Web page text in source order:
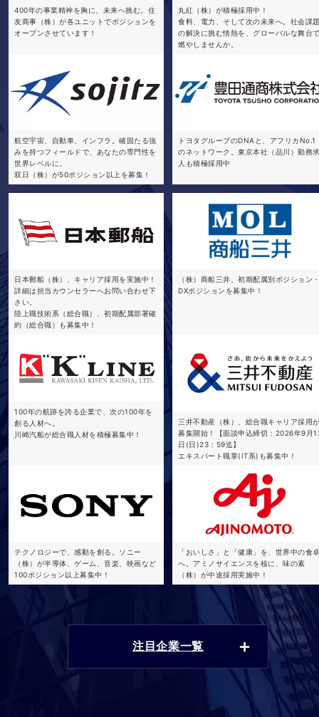
400年の事業精神を胸に、未来へ挑む。住
友商事（株）が各ユニットでポジションを
オープンさせています！
丸紅（株）が積極採用中！
食料、電力、そして次の未来へ。社会課
の解決に挑む情熱を、グローバルな舞台
燃やしませんか。
航空宇宙、自動車、インフラ。確固たる強
みを持つフィールドで、あなたの専門性を
世界レベルに。
双日（株）が50ポジション以上を募集！
トヨタグループのDNAと、アフリカNo.1
のネットワーク。東京本社（品川）勤務
人も積極採用中
日本郵船（株）、キャリア採用を実施中！
詳細は担当カウンセラーへお問い合わせ下
さい。
陸上職技術系（総合職）、初期配属部署確
約（総合職）も募集中！
（株）商船三井、初期配属別ポジション
DXポジションを募集中！
100年の航跡を誇る企業で、次の100年を
創る人材へ。
川崎汽船が総合職人材を積極募集中！
三井不動産（株）、総合職キャリア採用
募集開始！【面談申込締切：2026年9月
日(日)23：59迄】
エキスパート職掌(IT系)も募集中！
テクノロジーで、感動を創る。ソニー
（株）が半導体、ゲーム、音楽、映画など
100ポジション以上募集中！
「おいしさ」と「健康」を、世界中の食
へ。アミノサイエンスを核に、味の素
（株）が中途採用実施中！
注目企業一覧